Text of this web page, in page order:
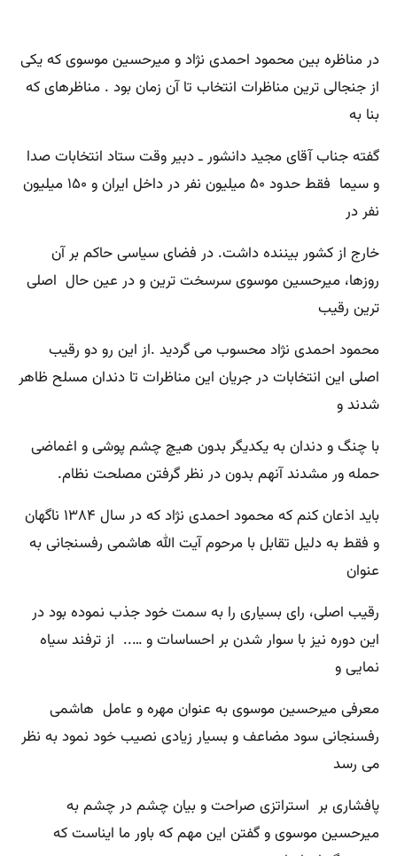
در مناظره بین محمود احمدی نژاد و میرحسین موسوی که یکی
از جنجالی ترین مناظرات انتخاب تا آن زمان بود . مناظرهای که
بنا به
گفته جناب آقای مجید دانشور ـ دبیر وقت ستاد انتخابات صدا
و سیما فقط حدود ۵۰ میلیون نفر در داخل ایران و ۱۵۰ میلیون
نفر در
خارج از کشور بیننده داشت. در فضای سیاسی حاکم بر آن
روزها، میرحسین موسوی سرسخت ترین و در عین حال اصلی
ترین رقیب
محمود احمدی نژاد محسوب می گردید .از این رو دو رقیب
اصلی این انتخابات در جریان این مناظرات تا دندان مسلح ظاهر
شدند و
با چنگ و دندان به یکدیگر بدون هیچ چشم پوشی و اغماضی
حمله ور مشدند آنهم بدون در نظر گرفتن مصلحت نظام.
باید اذعان کنم که محمود احمدی نژاد که در سال ۱۳۸۴ ناگهان
و فقط به دلیل تقابل با مرحوم آیت الله هاشمی رفسنجانی به
عنوان
رقیب اصلی، رای بسیاری را به سمت خود جذب نموده بود در
این دوره نیز با سوار شدن بر احساسات و ….. از ترفند سیاه
نمایی و
معرفی میرحسین موسوی به عنوان مهره و عامل هاشمی
رفسنجانی سود مضاعف و بسیار زیادی نصیب خود نمود به نظر
می رسد
پافشاری بر استراتزی صراحت و بیان چشم در چشم به
میرحسین موسوی و گفتن این مهم که باور ما ایناست که